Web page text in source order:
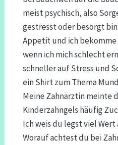
meist psychisch, also
gestresst oder besorgt
Appetit und ich
wenn ich mich schlecht
schneller auf Stress und
ein Shirt zum Thema
Meine Zahnärztin meinte
Kinderzahngels häufig
Ich weis du legst viel
Worauf achtest du bei